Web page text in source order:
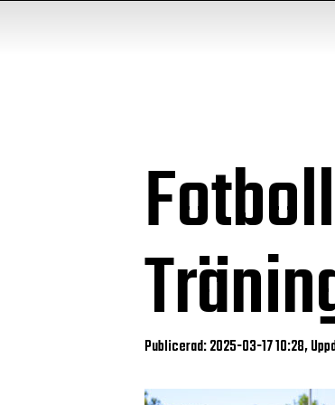
Publicerad: 2025-03-17 10:28,